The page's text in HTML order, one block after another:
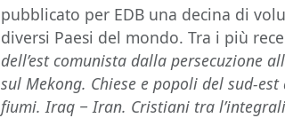
pubblicato per EDB una decina di
diversi Paesi del mondo. Tra i più
dell’est comunista dalla persecuzione
sul Mekong. Chiese e popoli del sud-est
fiumi. Iraq ‒ Iran. Cristiani tra